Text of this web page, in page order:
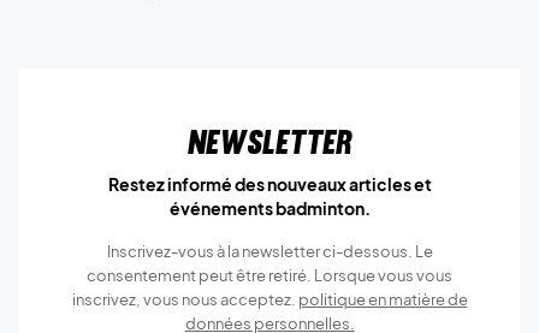
Newsletter
Restez informé des nouveaux articles et
événements badminton.
Inscrivez-vous à la newsletter ci-dessous. Le
consentement peut être retiré. Lorsque vous vous
inscrivez, vous nous acceptez. politique en matière de
données personnelles.